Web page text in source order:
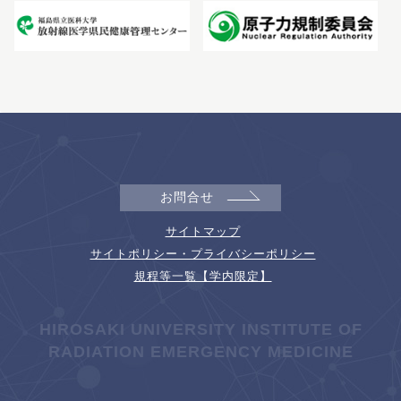
お問合せ
サイトマップ
サイトポリシー・プライバシーポリシー
規程等一覧【学内限定】
HIROSAKI UNIVERSITY INSTITUTE OF
RADIATION EMERGENCY MEDICINE